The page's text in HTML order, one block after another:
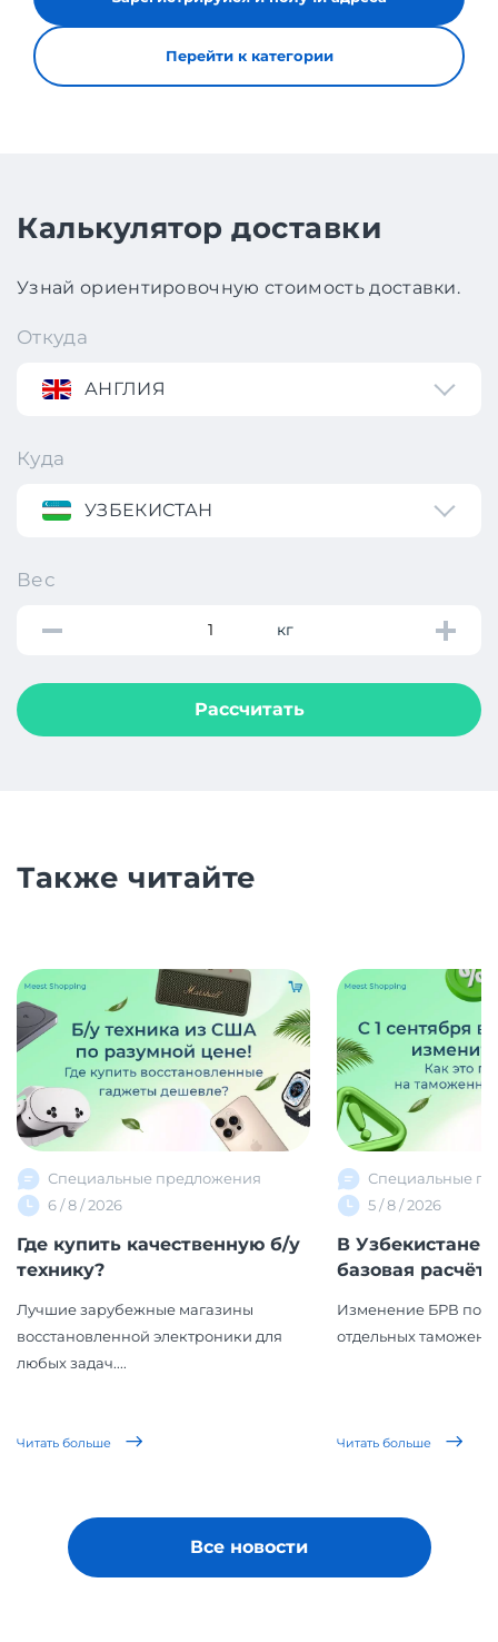
Перейти к категории
Калькулятор доставки
Узнай ориентировочную стоимость доставки.
Откуда
АНГЛИЯ
Куда
УЗБЕКИСТАН
Вес
кг
Рассчитать
Также читайте
Специальные предложения
6 / 8 / 2026
Где купить качественную б/у
технику?
Лучшие зарубежные магазины
восстановленной электроники для
любых задач....
Читать больше
Специальные
5 / 8 / 2026
В Узбекистане
базовая
Изменение БРВ
отдельных
Читать больше
Все новости